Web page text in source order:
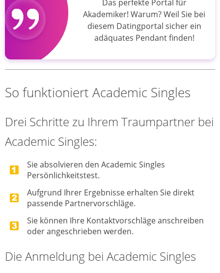
Das perfekte Portal für
Akademiker! Warum? Weil Sie bei
diesem Datingportal sicher ein
adäquates Pendant finden!
So funktioniert Academic Singles
Drei Schritte zu Ihrem Traumpartner bei
Academic Singles:
Sie absolvieren den Academic Singles
Persönlichkeitstest.
Aufgrund Ihrer Ergebnisse erhalten Sie direkt
passende Partnervorschläge.
Sie können Ihre Kontaktvorschläge anschreiben
oder angeschrieben werden.
Die Anmeldung bei Academic Singles